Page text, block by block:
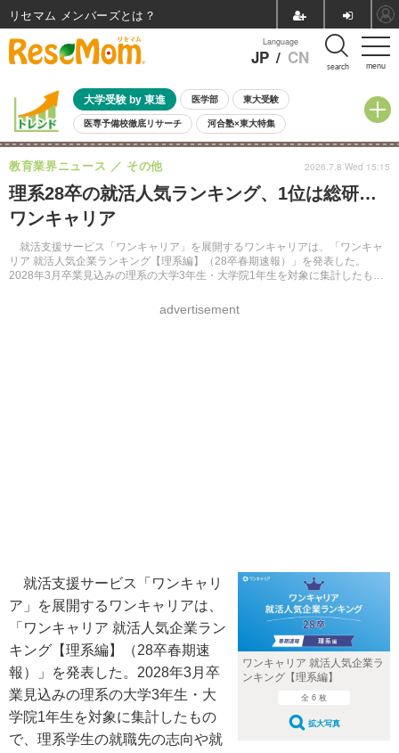
menu
Language
JP / CN search
大学受験 by 東進 医学部 東大受験
医専予備校徹底リサーチ 河合塾×東大特集
親子で考える大学選び 高校受験 中学受験 小学校受験
共通テスト 夏休み 8月開催学校説明会・相談会
8月開催イベント・WS 全国公立高校 過去問 人気記事
自由研究教材（小学生向け）
理系28卒の就活人気ランキング、1位は総研…
ワンキャリア
就活支援サービス「ワンキャリア」を展開するワンキャリアは、「ワンキャ
リア 就活人気企業ランキング【理系編】（28卒春期速報）」を発表した。
2028年3月卒業見込みの理系の大学3年生・大学院1年生を対象に集計したもの
教育業界ニュース その他
advertisement
2026.7.8 Wed 15:15
ワンキャリア 就活人気企業ラ
ンキング【理系編】
全 6 枚
拡大写真
就活支援サービス「ワンキャリ
ア」を展開するワンキャリアは、
「ワンキャリア 就活人気企業ラン
キング【理系編】（28卒春期速
報）」を発表した。2028年3月卒
業見込みの理系の大学3年生・大
学院1年生を対象に集計したもの
で、理系学生の就職先の志向や就
リセマム メンバーズ